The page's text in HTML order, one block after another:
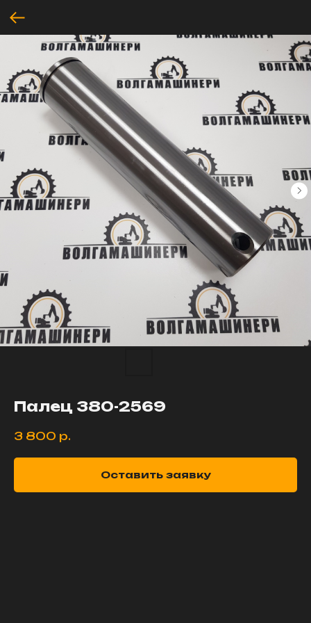
Палец 380-2569
3 800 р.
Оставить заявку